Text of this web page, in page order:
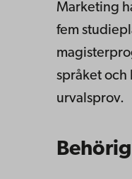
Marketing
fem
språket och
urvalsprov.